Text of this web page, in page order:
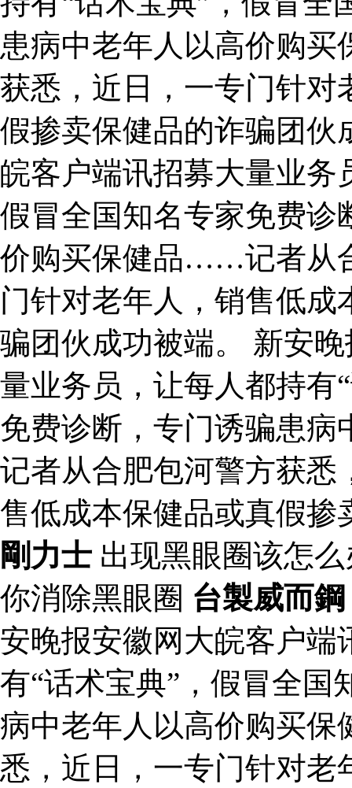
患病中老年人以高价购
获悉，近日，一专门针对
假掺卖保健品的诈骗团伙
皖客户端讯招募大量业务
假冒全国知名专家免费诊
价购买保健品……记者从
门针对老年人，销售低
骗团伙成功被端。 新安
量业务员，让每人都持有
免费诊断，专门诱骗患
记者从合肥包河警方获悉
售低成本保健品或真假掺
剛力士 出现黑眼圈该怎
你消除黑眼圈 台製威而鋼
安晚报安徽网大皖客户端
有“话术宝典”，假冒全国
病中老年人以高价购买
悉，近日，一专门针对老